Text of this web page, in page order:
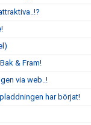
& Fram!
via web..!
har börjat!